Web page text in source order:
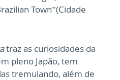
Town”(Cidade
traz as curiosidades da
pleno Japão, tem
tremulando, além de